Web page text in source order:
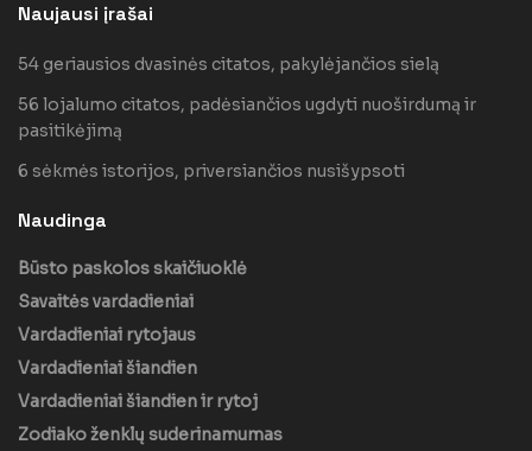
Naujausi įrašai
54 geriausios dvasinės citatos, pakylėjančios sielą
56 lojalumo citatos, padėsiančios ugdyti nuoširdumą ir
pasitikėjimą
6 sėkmės istorijos, priversiančios nusišypsoti
Naudinga
Būsto paskolos skaičiuoklė
Savaitės vardadieniai
Vardadieniai rytojaus
Vardadieniai šiandien
Vardadieniai šiandien ir rytoj
Zodiako ženklų suderinamumas